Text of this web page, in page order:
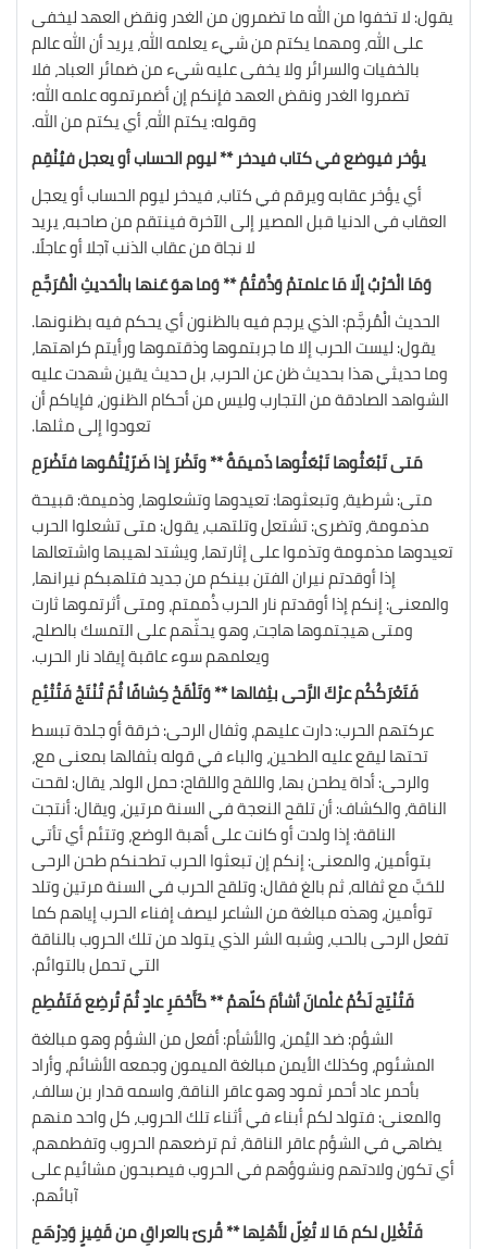
يقول: لا تخفوا من الله ما تضمرون من الغدر ونقض العهد ليخفى
على الله، ومهما يكتم من شيء يعلمه الله، يريد أن الله عالم
بالخفيات والسرائر ولا يخفى عليه شيء من ضمائر العباد، فلا
تضمروا الغدر ونقض العهد فإنكم إن أضمرتموه علمه الله؛
وقوله: يكتم الله، أي يكتم من الله.
يؤخر فيوضع في كتاب فيدخر ** ليوم الحساب أو يعجل فيُنْقِم
أي يؤخر عقابه ويرقم في كتاب، فيدخر ليوم الحساب أو يعجل
العقاب في الدنيا قبل المصير إلى الآخرة فينتقم من صاحبه، يريد
لا نجاة من عقاب الذنب آجلا أو عاجلًا.
وَمَا الْحَرْبُ إلّا مَا علمتمْ وَذُقتُمُ ** وَما هوَ عَنها بالْحَديثِ الْمُرَجَّمِ
الحديث الْمُرجَّم: الذي يرجم فيه بالظنون أي يحكم فيه بظنونها.
يقول: ليست الحرب إلا ما جربتموها وذقتموها ورأيتم كراهتها،
وما حديثي هذا بحديث ظن عن الحرب، بل حديث يقين شهدت عليه
الشواهد الصادقة من التجارب وليس من أحكام الظنون، فإياكم أن
تعودوا إلى مثلها.
مَتى تَبْعَثُوها تَبْعَثُوها ذَميمَةٌ ** وتَضْرَ إذا ضَرّيْتُمُوها فتَضْرَمِ
متى: شرطية، وتبعثوها: تعيدوها وتشعلوها، وذميمة: قبيحة
مذمومة، وتضرى: تشتعل وتلتهب، يقول: متى تشعلوا الحرب
تعيدوها مذمومة وتذموا على إثارتها، ويشتد لهيبها واشتعالها
إذا أوقدتم نيران الفتن بينكم من جديد فتلهبكم نيرانها،
والمعنى: إنكم إذا أوقدتم نار الحرب ذُممتم، ومتى أثرتموها ثارت
ومتى هيجتموها هاجت، وهو يحثّهم على التمسك بالصلح،
ويعلمهم سوء عاقبة إيقاد نار الحرب.
فَتَعْرَكُكُم عرْكَ الرَّحى بثِفالها ** وَتَلْقَحْ كِشافًا ثُمّ تُنْتَجْ فَتُتْئِمِ
عركتهم الحرب: دارت عليهم، وثفال الرحى: خرقة أو جلدة تبسط
تحتها ليقع عليه الطحين، والباء في قوله بثفالها بمعنى مع،
والرحى: أداة يطحن بها، واللقح واللقاح: حمل الولد، يقال: لقحت
الناقة، والكشاف: أن تلقح النعجة في السنة مرتين، ويقال: أنتجت
الناقة: إذا ولدت أو كانت على أهبة الوضع، وتتئم أي تأتي
بتوأمين، والمعنى: إنكم إن تبعثوا الحرب تطحنكم طحن الرحى
للحَبَّ مع ثفاله، ثم بالغ فقال: وتلقح الحرب في السنة مرتين وتلد
توأمين، وهذه مبالغة من الشاعر ليصف إفناء الحرب إياهم كما
تفعل الرحى بالحب، وشبه الشر الذي يتولد من تلك الحروب بالناقة
التي تحمل بالتوائم.
فَتُنْتِج لَكُمْ غلْمانَ أشأمَ كلّهمْ ** كَأَحْمَرِ عادٍ ثُمّ تُرضِع فَتَفْطِمِ
الشؤم: ضد اليُمن، والأشأم: أفعل من الشؤم وهو مبالغة
المشئوم، وكذلك الأيمن مبالغة الميمون وجمعه الأشائم، وأراد
بأحمر عاد أحمر ثمود وهو عاقر الناقة، واسمه قدار بن سالف،
والمعنى: فتولد لكم أبناء في أثناء تلك الحروب، كل واحد منهم
يضاهي في الشؤم عاقر الناقة، ثم ترضعهم الحروب وتفطمهم،
أي تكون ولادتهم ونشوؤهم في الحروب فيصبحون مشائيم على
آبائهم.
فَتُغْلِل لكم مَا لا تُغِلّ لأَهْلِها ** قُرىً بالعراقِ من قَفِيزٍ وَدِرْهَمِ